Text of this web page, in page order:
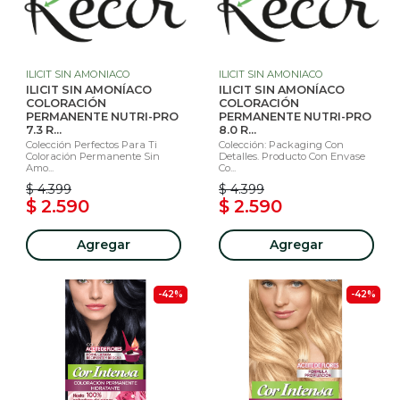
ILICIT SIN AMONIACO
ILICIT SIN AMONÍACO
COLORACIÓN
PERMANENTE NUTRI-PRO
7.3 R...
Colección Perfectos Para Ti
Coloración Permanente Sin
Amo...
$ 4.399
$ 2.590
Agregar
ILICIT SIN AMONIACO
ILICIT SIN AMONÍACO
COLORACIÓN
PERMANENTE NUTRI-PRO
8.0 R...
Colección: Packaging Con
Detalles. Producto Con Envase
Co...
$ 4.399
$ 2.590
Agregar
-42% -42%